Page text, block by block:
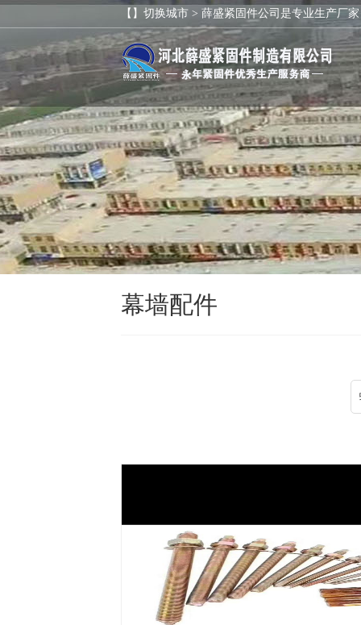
【】切换城市 > 薛盛紧固件公司是专业生产厂
幕墙配件